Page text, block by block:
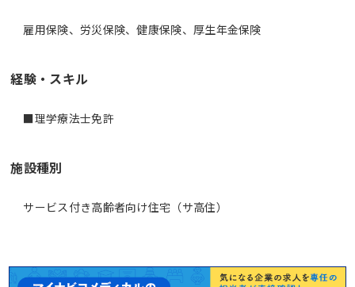
雇用保険、労災保険、健康保険、厚生年金保険
経験・スキル
■理学療法士免許
施設種別
サービス付き高齢者向け住宅（サ高住）